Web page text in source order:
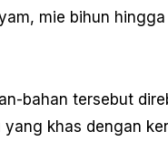
mie bihun
bahan tersebut
yang khas dengan